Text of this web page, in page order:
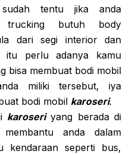
tentu jika anda
trucking butuh body
dari segi interior dan
itu perlu adanya kamu
bisa membuat bodi mobil
miliki tersebut, iya
bodi mobil karoseri.
karoseriyang berada di
anda dalam
kendaraan seperti bus,